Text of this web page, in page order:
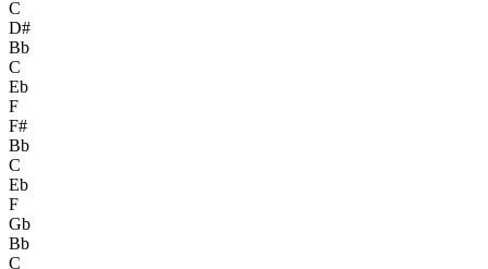
C
D#
Bb
C
Eb
F
F#
Bb
C
Eb
F
Gb
Bb
C